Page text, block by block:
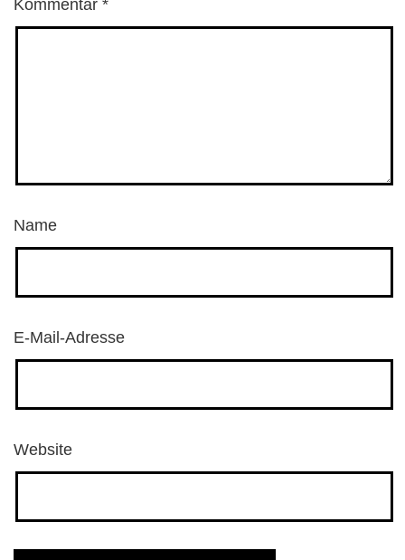
Kommentar *
Name
E-Mail-Adresse
Website